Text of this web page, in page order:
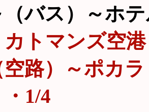
（バス）～ホ
カトマンズ空
路）～ポカ
1/4